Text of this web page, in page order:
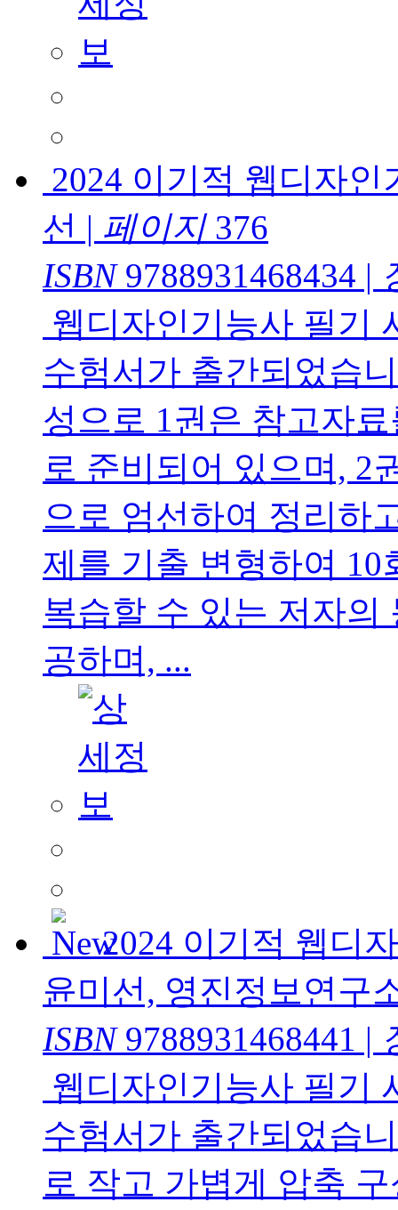
2024 이기적 웹디자
선 | 페이지376
ISBN9788931468434 |
웹디자인기능사 필기
수험서가 출간되었습
성으로 1권은 참고자
로 준비되어 있으며, 2
으로 엄선하여 정리하
제를 기출 변형하여
복습할 수 있는 저자의
공하며, ...
2024 이기적 웹디
윤미선, 영진정보연구
ISBN9788931468441 |
웹디자인기능사 필기
수험서가 출간되었습
로 작고 가볍게 압축